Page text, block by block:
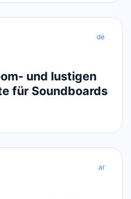
de
und lustigen
für Soundboards
ar